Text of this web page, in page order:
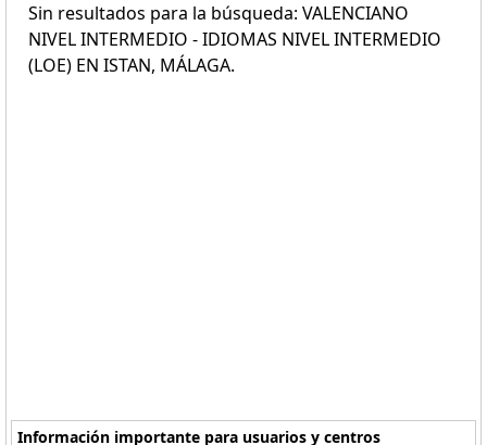
Sin resultados para la búsqueda: VALENCIANO
NIVEL INTERMEDIO - IDIOMAS NIVEL INTERMEDIO
(LOE) EN ISTAN, MÁLAGA.
Información importante para usuarios y centros